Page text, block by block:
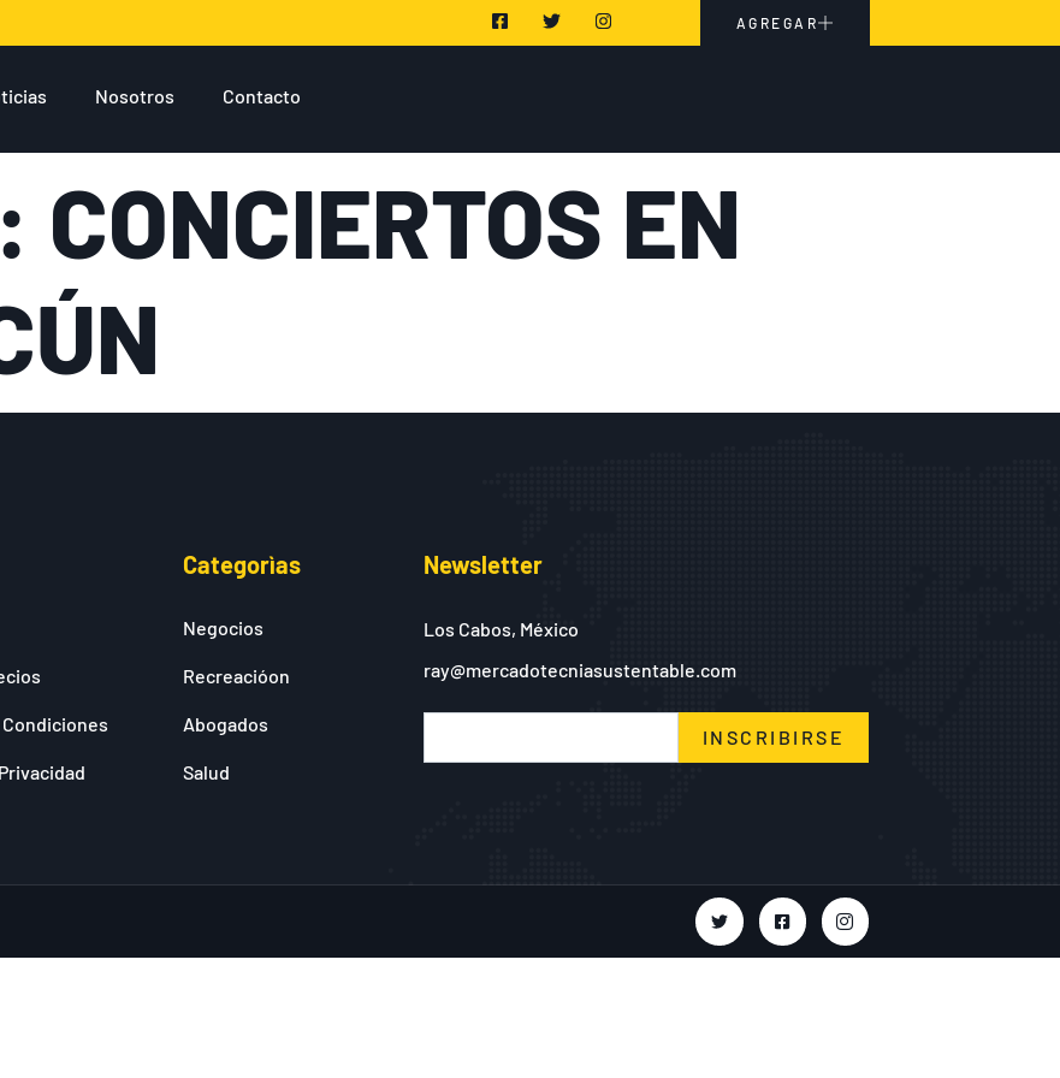
AGREGAR
Nosotros Contacto
CONCIERTOS EN
Categorìas
Negocios
Recreacióon
Abogados
Salud
Newsletter
Los Cabos, México
ray@mercadotecniasustentable.com
INSCRIBIRSE